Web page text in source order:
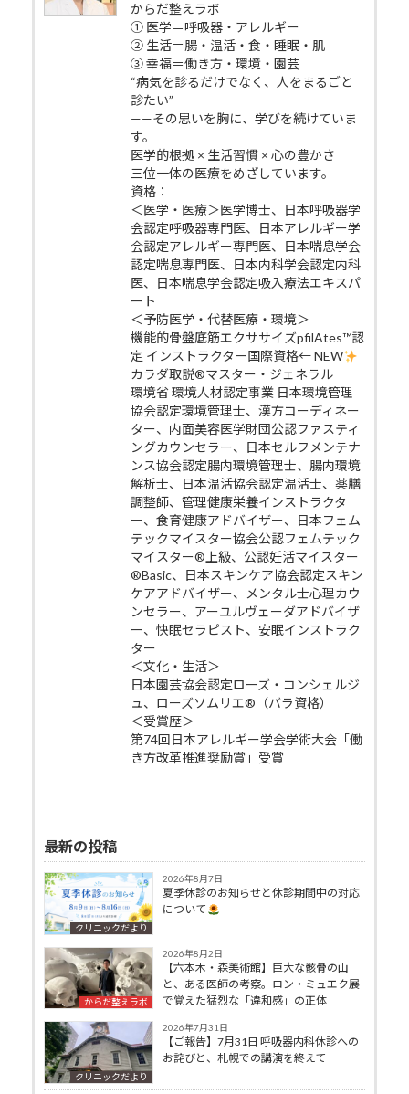
からだ整えラボ
① 医学＝呼吸器・アレルギー
② 生活＝腸・温活・食・睡眠・肌
③ 幸福＝働き方・環境・園芸
“病気を診るだけでなく、人をまるごと
診たい”
——その思いを胸に、学びを続けていま
す。
医学的根拠 × 生活習慣 × 心の豊かさ
三位一体の医療をめざしています。
資格：
＜医学・医療＞医学博士、日本呼吸器学
会認定呼吸器専門医、日本アレルギー学
会認定アレルギー専門医、日本喘息学会
認定喘息専門医、日本内科学会認定内科
医、日本喘息学会認定吸入療法エキスパ
ート
＜予防医学・代替医療・環境＞
機能的骨盤底筋エクササイズpfilAtes™認
定 インストラクター国際資格← NEW
カラダ取説®マスター・ジェネラル
環境省 環境人材認定事業 日本環境管理
協会認定環境管理士、漢方コーディネー
ター、内面美容医学財団公認ファスティ
ングカウンセラー、日本セルフメンテナ
ンス協会認定腸内環境管理士、腸内環境
解析士、日本温活協会認定温活士、薬膳
調整師、管理健康栄養インストラクタ
ー、食育健康アドバイザー、日本フェム
テックマイスター協会公認フェムテック
マイスター®上級、公認妊活マイスター
®Basic、日本スキンケア協会認定スキン
ケアアドバイザー、メンタル士心理カウ
ンセラー、アーユルヴェーダアドバイザ
ー、快眠セラピスト、安眠インストラク
ター
＜文化・生活＞
日本園芸協会認定ローズ・コンシェルジ
ュ、ローズソムリエ®（バラ資格）
＜受賞歴＞
第74回日本アレルギー学会学術大会「働
き方改革推進奨励賞」受賞
最新の投稿
クリニックだより
2026年8月7日
夏季休診のお知らせと休診期間中の対応
について
からだ整えラボ
2026年8月2日
【六本木・森美術館】巨大な骸骨の山
と、ある医師の考察。ロン・ミュエク展
で覚えた猛烈な「違和感」の正体
クリニックだより
2026年7月31日
【ご報告】7月31日 呼吸器内科休診への
お詫びと、札幌での講演を終えて